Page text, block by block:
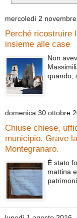
mercoledì 2
Perché ricostruire
insieme alle case
Non
quando,
domenica 30 ottobre
Chiuse chiese,
municipio. Grave
Montegranaro.
È stato
mattina